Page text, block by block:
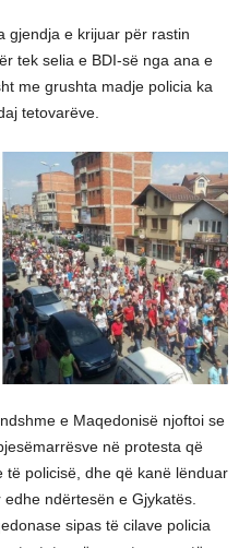
gjendja e krijuar për rastin
tek selia e BDI-së nga ana e
me grushta madje policia ka
tetovarëve.
e Maqedonisë njoftoi se
në protesta që
policisë, dhe që kanë lënduar
ndërtesën e Gjykatës.
sipas të cilave policia